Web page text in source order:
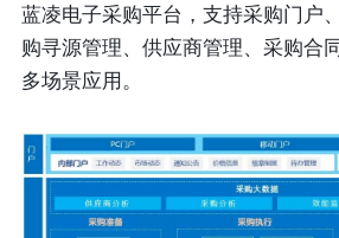
蓝凌电子采购平台，支持采购门户
购寻源管理、供应商管理、采购合
多场景应用。